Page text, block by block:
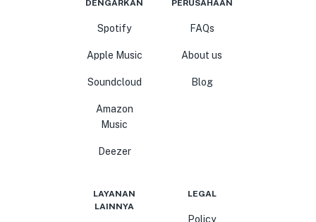
DENGARKAN
Spotify
Apple Music
Soundcloud
Amazon
Music
Deezer
PERUSAHAAN
FAQs
About us
Blog
LAYANAN
LAINNYA
LEGAL
Policy